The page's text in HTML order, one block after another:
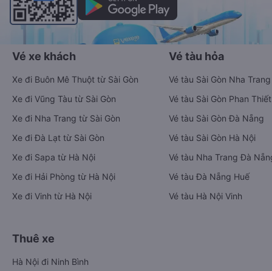
Vé xe khách
Xe đi Buôn Mê Thuột từ Sài Gòn
Xe đi Vũng Tàu từ Sài Gòn
Xe đi Nha Trang từ Sài Gòn
Xe đi Đà Lạt từ Sài Gòn
Xe đi Sapa từ Hà Nội
Xe đi Hải Phòng từ Hà Nội
Xe đi Vinh từ Hà Nội
Vé tàu hỏa
Vé tàu Sài Gòn Nha Trang
Vé tàu Sài Gòn Phan Thiết
Vé tàu Sài Gòn Đà Nẵng
Vé tàu Sài Gòn Hà Nội
Vé tàu Nha Trang Đà
Vé tàu Đà Nẵng Huế
Vé tàu Hà Nội Vinh
Thuê xe
Hà Nội đi Ninh Bình